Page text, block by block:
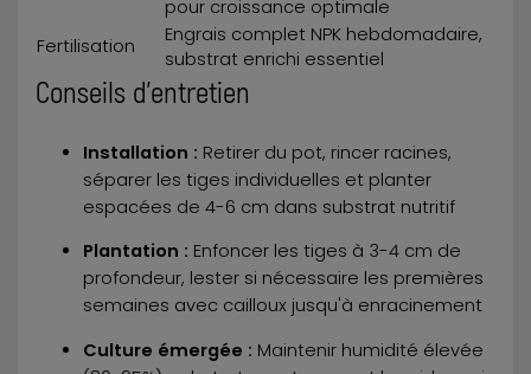
pour croissance optimale
Fertilisation
Engrais complet NPK hebdomadaire,
substrat enrichi essentiel
Conseils d'entretien
Installation : Retirer du pot, rincer racines,
séparer les tiges individuelles et planter
espacées de 4-6 cm dans substrat nutritif
Plantation : Enfoncer les tiges à 3-4 cm de
profondeur, lester si nécessaire les premières
semaines avec cailloux jusqu'à enracinement
Culture émergée : Maintenir humidité élevée